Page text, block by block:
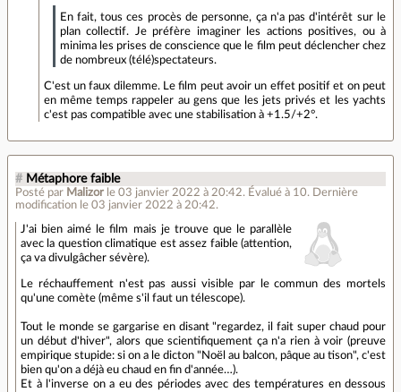
En fait, tous ces procès de personne, ça n'a pas d'intérêt sur le
plan collectif. Je préfère imaginer les actions positives, ou à
minima les prises de conscience que le film peut déclencher chez
de nombreux (télé)spectateurs.
C'est un faux dilemme. Le film peut avoir un effet positif et on peut
en même temps rappeler au gens que les jets privés et les yachts
c'est pas compatible avec une stabilisation à +1.5/+2°.
# Métaphore faible
Posté par Malizor le 03 janvier 2022 à 20:42. Évalué à 10. Dernière
modification le 03 janvier 2022 à 20:42.
J'ai bien aimé le film mais je trouve que le parallèle
avec la question climatique est assez faible (attention,
ça va divulgâcher sévère).
Le réchauffement n'est pas aussi visible par le commun des mortels
qu'une comète (même s'il faut un télescope).
Tout le monde se gargarise en disant "regardez, il fait super chaud pour
un début d'hiver", alors que scientifiquement ça n'a rien à voir (preuve
empirique stupide: si on a le dicton "Noël au balcon, pâque au tison", c'est
bien qu'on a déjà eu chaud en fin d'année…).
Et à l'inverse on a eu des périodes avec des températures en dessous